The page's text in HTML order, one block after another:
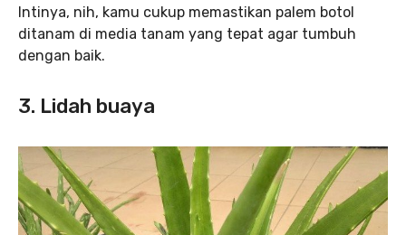
Intinya, nih, kamu cukup memastikan palem botol
ditanam di media tanam yang tepat agar tumbuh
dengan baik.
3. Lidah buaya